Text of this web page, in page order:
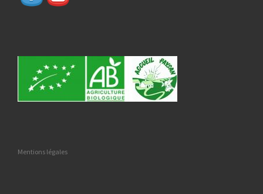
Mentions légales